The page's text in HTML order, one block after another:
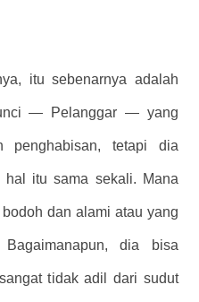
itu sebenarnya adalah
— Pelanggar — yang
penghabisan, tetapi dia
hal itu sama sekali. Mana
dan alami atau yang
dia bisa
tidak adil dari sudut